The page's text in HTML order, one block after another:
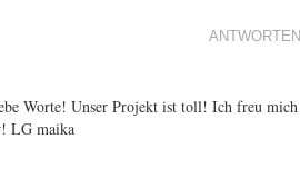
ANTWORTEN
Worte! Unser Projekt ist toll! Ich freu mich
LG maika